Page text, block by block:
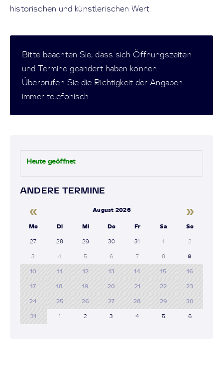
historischen und künstlerischen Wert.
Bitte beachten Sie, dass sich Öffnungszeiten
und Termine geändert haben können.
Überprüfen Sie die Richtigkeit der Angaben
immer telefonisch.
Heute geöffnet
ANDERE TERMINE
« August 2026 »
Mo Di Mi Do Fr Sa So
27 28 29 30 31 1 2
3 4 5 6 7 8 9
10 11 12 13 14 15 16
17 18 19 20 21 22 23
24 25 26 27 28 29 30
31 1 2 3 4 5 6